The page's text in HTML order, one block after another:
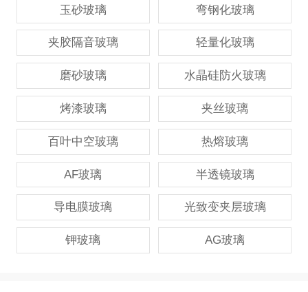
玉砂玻璃 弯钢化玻璃
夹胶隔音玻璃 轻量化玻璃
磨砂玻璃 水晶硅防火玻璃
烤漆玻璃 夹丝玻璃
百叶中空玻璃 热熔玻璃
AF玻璃 半透镜玻璃
导电膜玻璃 光致变夹层玻璃
钾玻璃 AG玻璃